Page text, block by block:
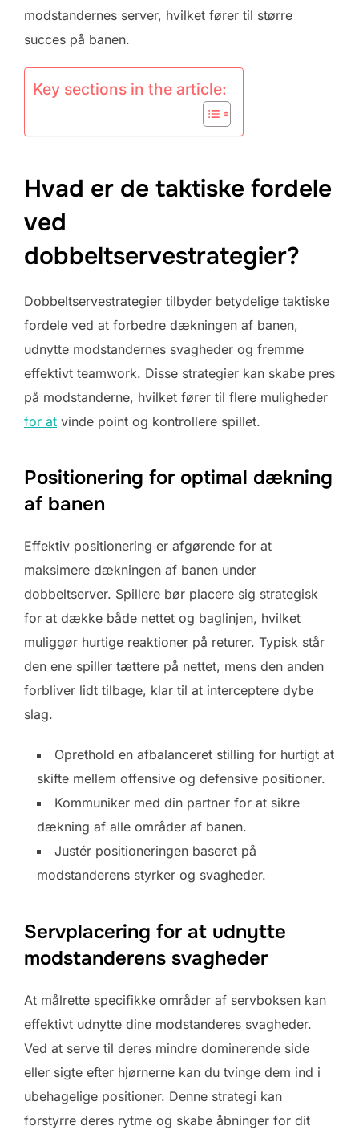
modstandernes server, hvilket fører til større
succes på banen.
Key sections in the article:
Hvad er de taktiske fordele
ved
dobbeltservestrategier?
Dobbeltservestrategier tilbyder betydelige taktiske
fordele ved at forbedre dækningen af banen,
udnytte modstandernes svagheder og fremme
effektivt teamwork. Disse strategier kan skabe pres
på modstanderne, hvilket fører til flere muligheder
for at vinde point og kontrollere spillet.
Positionering for optimal dækning
af banen
Effektiv positionering er afgørende for at
maksimere dækningen af banen under
dobbeltserver. Spillere bør placere sig strategisk
for at dække både nettet og baglinjen, hvilket
muliggør hurtige reaktioner på returer. Typisk står
den ene spiller tættere på nettet, mens den anden
forbliver lidt tilbage, klar til at interceptere dybe
slag.
Oprethold en afbalanceret stilling for hurtigt at
skifte mellem offensive og defensive positioner.
Kommuniker med din partner for at sikre
dækning af alle områder af banen.
Justér positioneringen baseret på
modstanderens styrker og svagheder.
Servplacering for at udnytte
modstanderens svagheder
At målrette specifikke områder af servboksen kan
effektivt udnytte dine modstanderes svagheder.
Ved at serve til deres mindre dominerende side
eller sigte efter hjørnerne kan du tvinge dem ind i
ubehagelige positioner. Denne strategi kan
forstyrre deres rytme og skabe åbninger for dit